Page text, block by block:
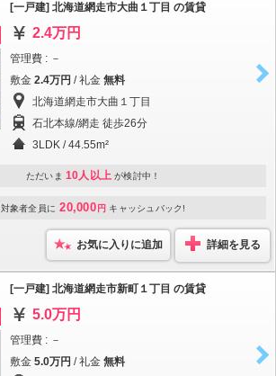
[一戸建] 北海道網走市大曲１丁目 の賃貸
2.4万円
管理費 : －
敷金 2.4万円 / 礼金 無料
北海道網走市大曲１丁目
石北本線/網走 徒歩26分
3LDK / 44.55m²
ただいま 10人以上 が検討中！
対象者全員に 20,000 円 キャッシュバック!
お気に入りに追加 詳細を見る
[一戸建] 北海道網走市新町１丁目 の賃貸
5.0万円
管理費 : －
敷金 5.0万円 / 礼金 無料